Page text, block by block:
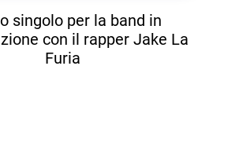
singolo per la band in
con il rapper Jake La
Furia